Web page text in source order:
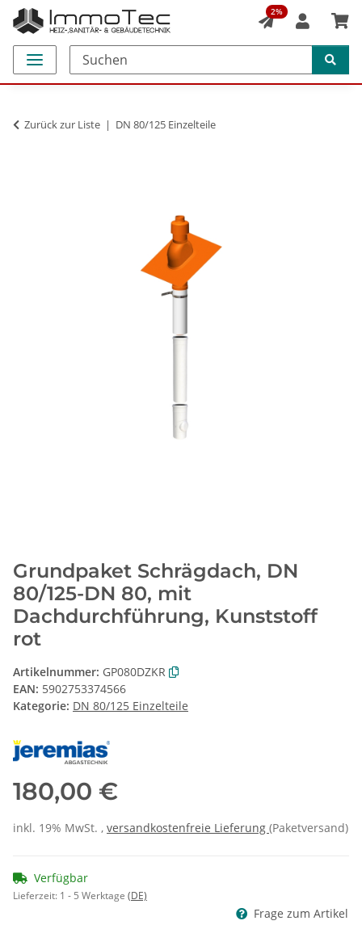
2%
Zurück zur Liste DN 80/125 Einzelteile
Grundpaket Schrägdach, DN
80/125-DN 80, mit
Dachdurchführung, Kunststoff
rot
Artikelnummer: GP080DZKR
EAN: 5902753374566
Kategorie: DN 80/125 Einzelteile
180,00 €
inkl. 19% MwSt. , versandkostenfreie Lieferung (Paketversand)
Verfügbar
Lieferzeit: 1 - 5 Werktage (DE)
Frage zum Artikel